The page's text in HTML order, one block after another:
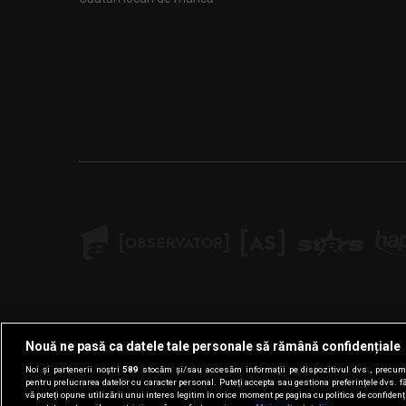
Program de lucru stabil;
Nouă ne pasă ca datele tale personale să rămână confidențiale
Noi și partenerii noștri589 stocăm și/sau accesăm informații pe dispozitivul dvs.,
pentru prelucrarea datelor cu caracter personal. Puteți accepta sau gestiona preferințele dvs.
vă puteți opune utilizării unui interes legitim în orice moment pe pagina cu politica de